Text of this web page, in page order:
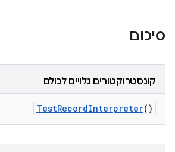
סיכום
קונסטרוקטורים גלויים לכולם
TestRecordInterpreter()